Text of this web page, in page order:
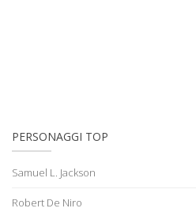
PERSONAGGI TOP
Samuel L. Jackson
Robert De Niro